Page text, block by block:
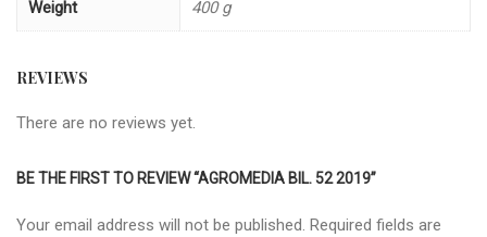
Weight 400 g
REVIEWS
There are no reviews yet.
BE THE FIRST TO REVIEW “AGROMEDIA BIL. 52 2019”
Your email address will not be published. Required fields are